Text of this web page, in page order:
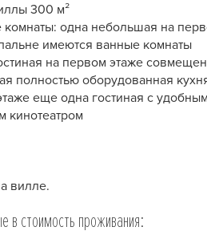
300 м²
комнаты: одна небольшая на
имеются ванные комнаты
на первом этаже
полностью оборудованная
еще одна гостиная с
кинотеатром
вилле.
в стоимость проживания: